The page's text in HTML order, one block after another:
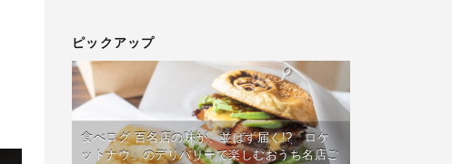
ピックアップ
食べログ 百名店の味が、並ばず届く!?「ロケ
ットナウ」のデリバリーで楽しむおうち名店ご